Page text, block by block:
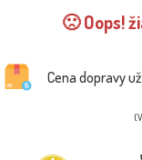
🙁 Oops!
Cena dopravy